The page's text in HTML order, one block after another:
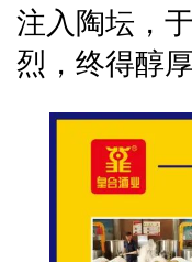
注入陶坛，
烈，终得醇